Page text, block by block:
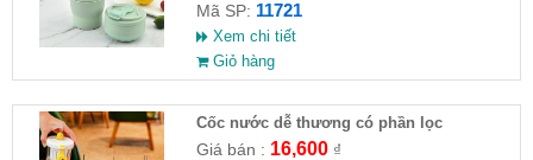
Mã SP: 11721
Xem chi tiết
Giỏ hàng
Cốc nước dễ thương có phần lọc
Giá bán : 16,600₫